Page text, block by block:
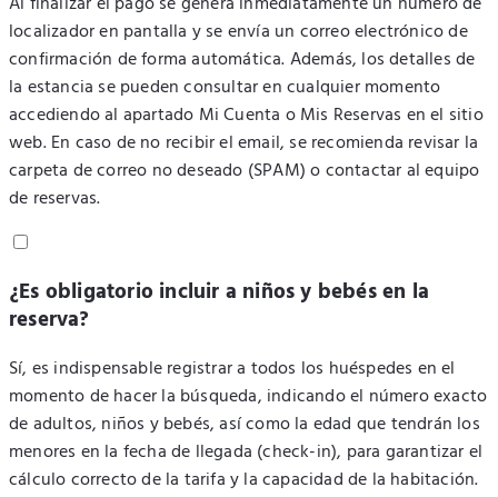
localizador en pantalla y se envía un correo electrónico de
confirmación de forma automática. Además, los detalles de
la estancia se pueden consultar en cualquier momento
accediendo al apartado Mi Cuenta o Mis Reservas en el sitio
web. En caso de no recibir el email, se recomienda revisar la
carpeta de correo no deseado (SPAM) o contactar al equipo
de reservas.
¿Es obligatorio incluir a niños y bebés en la
reserva?
Sí, es indispensable registrar a todos los huéspedes en el
momento de hacer la búsqueda, indicando el número exacto
de adultos, niños y bebés, así como la edad que tendrán los
menores en la fecha de llegada (check-in), para garantizar el
cálculo correcto de la tarifa y la capacidad de la habitación.